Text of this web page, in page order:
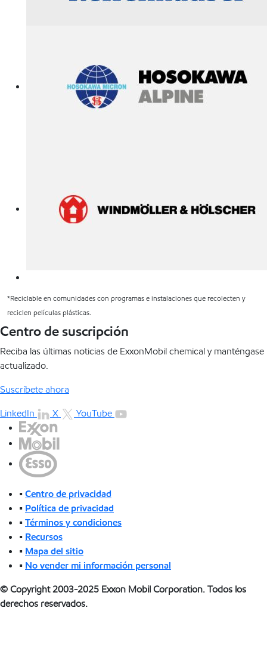
*Reciclable en comunidades con programas e instalaciones que recolecten y
reciclen películas plásticas.
Centro de suscripción
Reciba las últimas noticias de ExxonMobil chemical y manténgase
actualizado.
Suscríbete ahora
LinkedIn
X YouTube
•Centro de privacidad
• Política de privacidad
•Términos y condiciones
• Recursos
• Mapa del sitio
• No vender mi información personal
© Copyright 2003-2025 Exxon Mobil Corporation. Todos los
derechos reservados.